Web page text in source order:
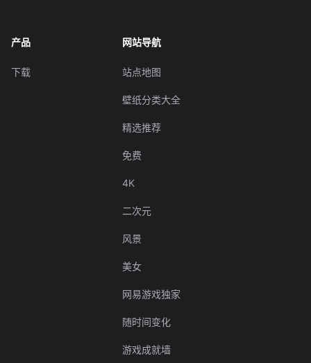
产品
下载
网站导航
站点地图
壁纸分类大全
精选推荐
免费
4K
二次元
风景
美女
网易游戏独家
随时间变化
游戏成就墙